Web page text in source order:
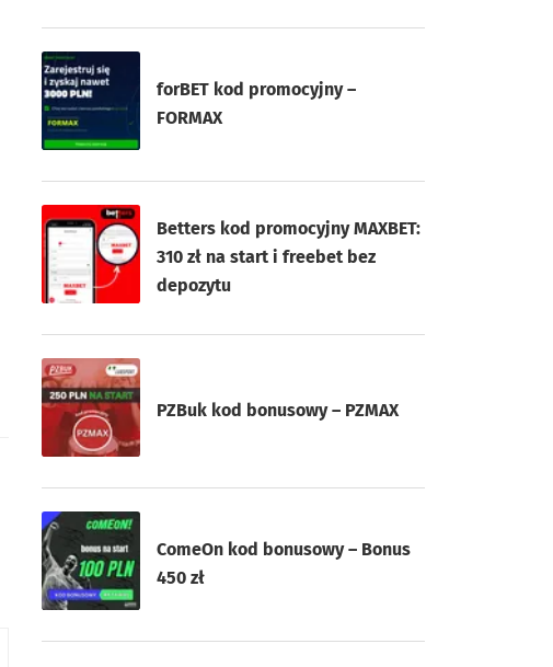
forBET kod promocyjny –
FORMAX
Betters kod promocyjny MAXBET:
310 zł na start i freebet bez
depozytu
PZBuk kod bonusowy – PZMAX
ComeOn kod bonusowy – Bonus
450 zł